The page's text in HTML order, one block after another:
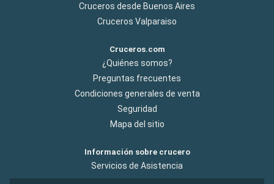
Cruceros desde Buenos Aires
Cruceros Valparaiso
Cruceros.com
¿Quiénes somos?
Preguntas frecuentes
Condiciones generales de venta
Seguridad
Mapa del sitio
Información sobre crucero
Servicios de Asistencia